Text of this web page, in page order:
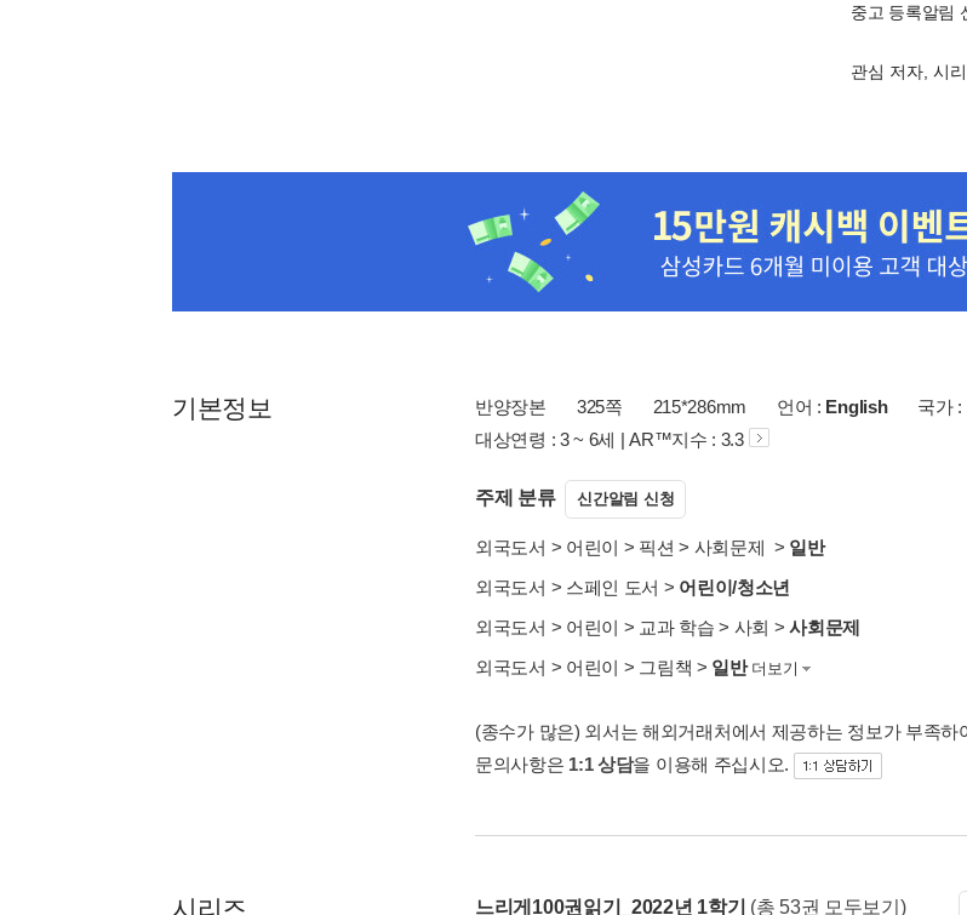
중고 등록알림
관심 저자, 시
기본정보 반양장본 325쪽 215*286mm 언어 : English 국가 :
대상연령 : 3 ~ 6세 | AR™지수 : 3.3
주제 분류 신간알림 신청
외국도서 > 어린이 > 픽션 > 사회문제 > 일반
외국도서 > 스페인 도서 > 어린이/청소년
외국도서 > 어린이 > 교과 학습 > 사회 >사회문제
외국도서 > 어린이 > 그림책 > 일반 더보기
(종수가 많은) 외서는 해외거래처에서 제공하는 정보가 부족
문의사항은 1:1 상담을 이용해 주십시오.
시리즈 느리게100권읽기_2022년 1학기 (총 53권 모두보기)